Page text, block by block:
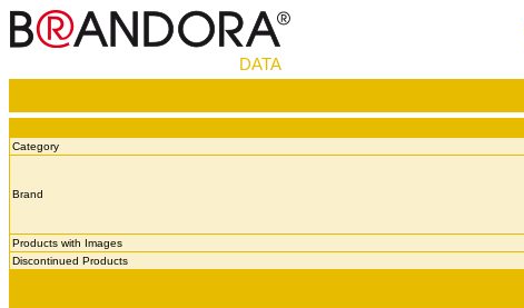
DATA
Category
Brand
Products with Images
Discontinued Products